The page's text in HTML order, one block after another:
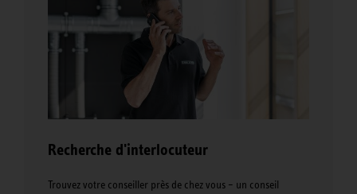
Recherche d'interlocuteur
Trouvez votre conseiller près de chez vous – un conseil